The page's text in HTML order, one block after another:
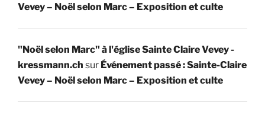
Vevey – Noël selon Marc – Exposition et culte
"Noël selon Marc" à l'église Sainte Claire Vevey -
kressmann.ch sur Événement passé : Sainte-Claire
Vevey – Noël selon Marc – Exposition et culte